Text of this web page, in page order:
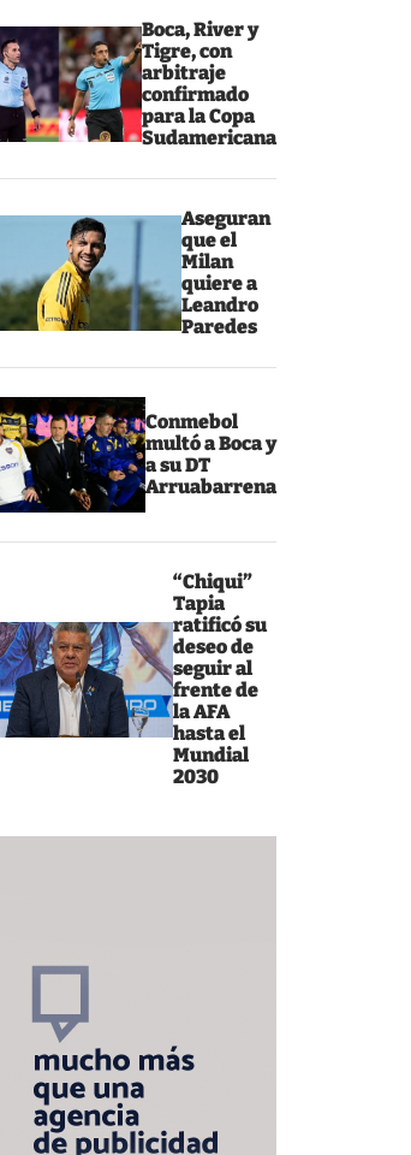
Boca, River y
Tigre, con
arbitraje
confirmado
para la Copa
Sudamericana
Aseguran
que el
Milan
quiere a
Leandro
Paredes
Conmebol
multó a Boca y
a su DT
Arruabarrena
“Chiqui”
Tapia
ratificó su
deseo de
seguir al
frente de
la AFA
hasta el
Mundial
2030